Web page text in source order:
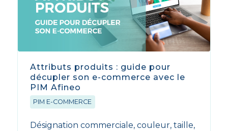
Attributs produits : guide pour
décupler son e-commerce avec le
PIM Afineo
PIM E-COMMERCE
Désignation commerciale, couleur, taille,